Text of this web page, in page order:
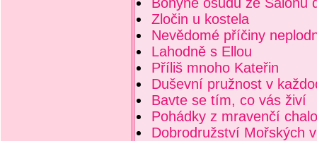
Zločin u kostela
Nevědomé příčiny
Lahodně s Ellou
Příliš mnoho Kateřin
Duševní pružnost v
Bavte se tím, co vás živí
Pohádky z mravenčí
Dobrodružství Mořských